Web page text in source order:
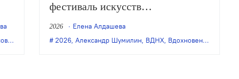
современное искусство,фестиваль, Шифра Каждан
фестиваль искусств
«Вдохновение». Он продлится до
26 июля и объединит спектакли
2026
Елена Алдашева
2026, Александр Шумилин, ВДНХ, Вдохновение